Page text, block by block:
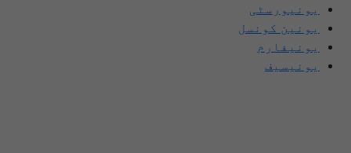
یونیورسٹی
یونین کونسل
یونیفارم
یونیسیف